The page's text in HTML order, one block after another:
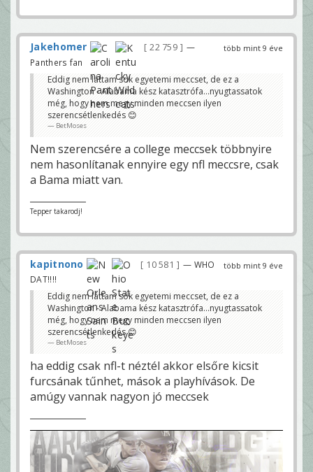
több mint 9 éve
Jakehomer 22 759
—
Panthers fan
Eddig nem láttam sok egyetemi meccset, de ez a
Washington - Alabama kész katasztrófa...nyugtassatok
még, hogy nem megy minden meccsen ilyen
szerencsétlenkedés 😊
BetMoses
Nem szerencsére a college meccsek többnyire
nem hasonlítanak ennyire egy nfl meccsre, csak
a Bama miatt van.
Tepper takarodj!
több mint 9 éve
kapitnono 10 581
— WHO
DAT!!!!
Eddig nem láttam sok egyetemi meccset, de ez a
Washington - Alabama kész katasztrófa...nyugtassatok
még, hogy nem megy minden meccsen ilyen
szerencsétlenkedés 😊
BetMoses
ha eddig csak nfl-t néztél akkor elsőre kicsit
furcsának tűnhet, mások a playhívások. De
amúgy vannak nagyon jó meccsek